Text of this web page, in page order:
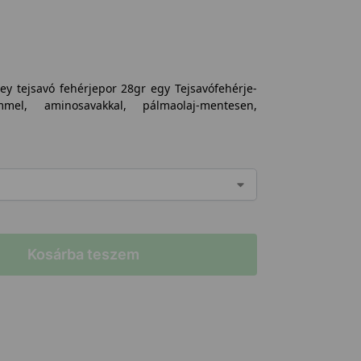
tejsavó fehérjepor 28gr egy Tejsavófehérje-
aminosavakkal, pálmaolaj-mentesen,
Kosárba teszem